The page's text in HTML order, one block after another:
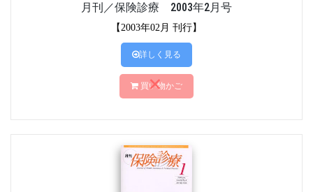
月刊／保険診療 2003年2月号
【2003年02月 刊行】
詳しく見る
買い物かご